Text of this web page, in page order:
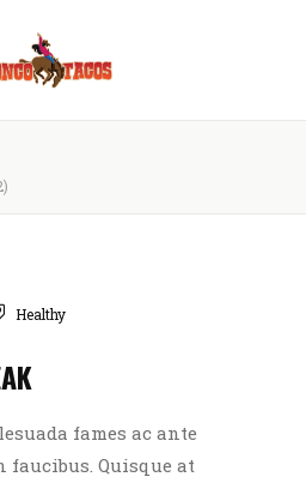
Healthy
fames ac ante
Quisque at